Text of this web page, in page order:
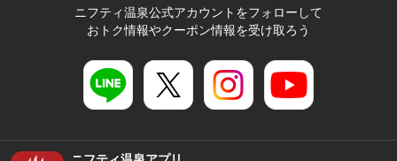
ニフティ温泉公式アカウントをフォローして
おトク情報やクーポン情報を受け取ろう